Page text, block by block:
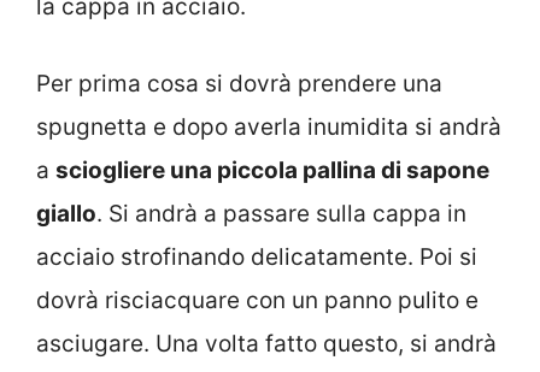
la cappa in acciaio.
Per prima cosa si dovrà prendere una
spugnetta e dopo averla inumidita si andrà
a sciogliere una piccola pallina di sapone
giallo. Si andrà a passare sulla cappa in
acciaio strofinando delicatamente. Poi si
dovrà risciacquare con un panno pulito e
asciugare. Una volta fatto questo, si andrà